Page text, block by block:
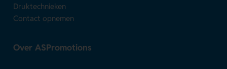
Druktechnieken
Contact opnemen
Over ASPromotions